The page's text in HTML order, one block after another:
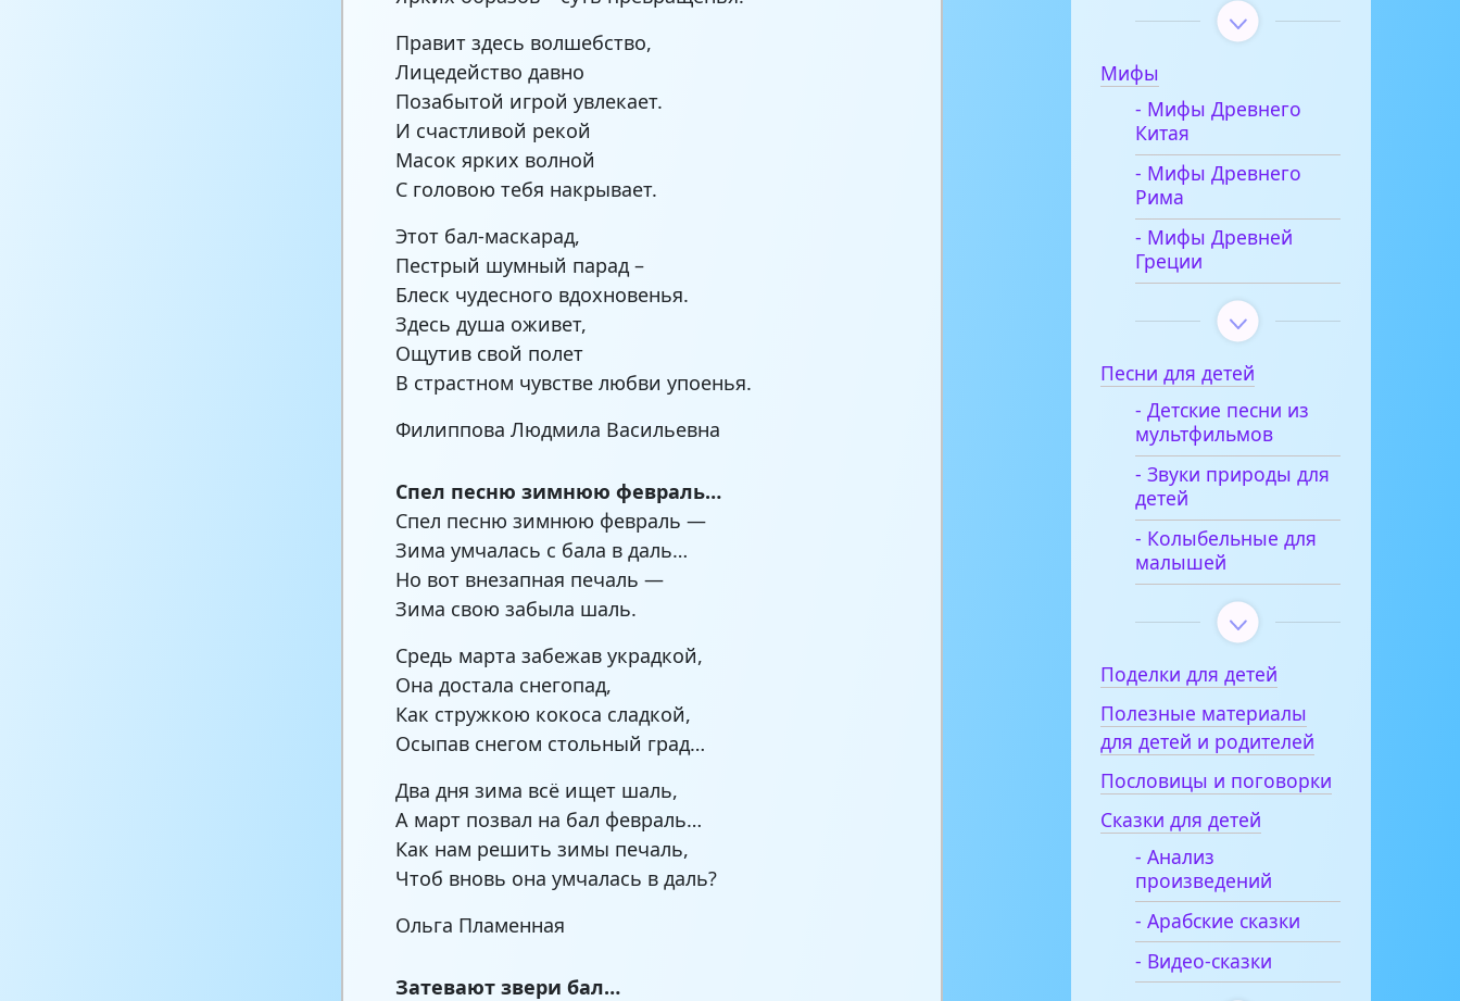
Правит здесь волшебство,
Лицедейство давно
Позабытой игрой увлекает.
И счастливой рекой
Масок ярких волной
С головою тебя накрывает.
Этот бал-маскарад,
Пестрый шумный парад –
Блеск чудесного вдохновенья.
Здесь душа оживет,
Ощутив свой полет
В страстном чувстве любви упоенья.
Филиппова Людмила Васильевна
Спел песню зимнюю февраль…
Спел песню зимнюю февраль —
Зима умчалась с бала в даль…
Но вот внезапная печаль —
Зима свою забыла шаль.
Средь марта забежав украдкой,
Она достала снегопад,
Как стружкою кокоса сладкой,
Осыпав снегом стольный град…
Два дня зима всё ищет шаль,
А март позвал на бал февраль…
Как нам решить зимы печаль,
Чтоб вновь она умчалась в даль?
Ольга Пламенная
Затевают звери бал…
Мифы
- Мифы Древнего
Китая
- Мифы Древнего
Рима
- Мифы Древней
Греции
Песни для детей
- Детские песни из
мультфильмов
- Звуки природы для
детей
- Колыбельные для
малышей
Поделки для детей
Полезные материалы
для детей и родителей
Пословицы и поговорки
Сказки для детей
- Анализ
произведений
- Арабские сказки
- Видео-сказки